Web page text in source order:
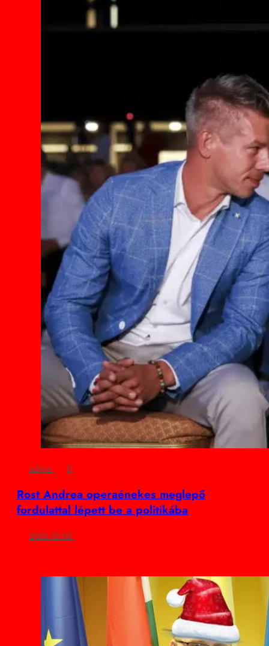
admin 0
Rost Andrea operaénekes meglepő
fordulattal lépett be a politikába
2025.12.03.